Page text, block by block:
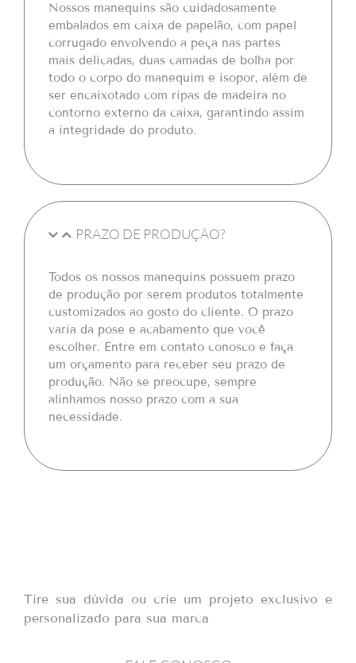
Nossos manequins são cuidadosamente
embalados em caixa de papelão, com papel
corrugado envolvendo a peça nas partes
mais delicadas, duas camadas de bolha por
todo o corpo do manequim e isopor, além de
ser encaixotado com ripas de madeira no
contorno externo da caixa, garantindo assim
a integridade do produto.
PRAZO DE PRODUÇÃO?
Todos os nossos manequins possuem prazo
de produção por serem produtos totalmente
customizados ao gosto do cliente. O prazo
varia da pose e acabamento que você
escolher. Entre em contato conosco e faça
um orçamento para receber seu prazo de
produção. Não se preocupe, sempre
alinhamos nosso prazo com a sua
necessidade.
Tire sua dúvida ou crie um projeto exclusivo e
personalizado para sua marca